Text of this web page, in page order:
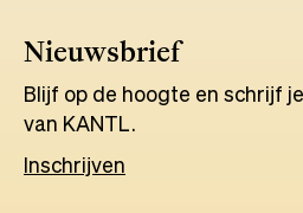
Nieuwsbrief
Blijf op de hoogte en schrijf
van KANTL.
Inschrijven